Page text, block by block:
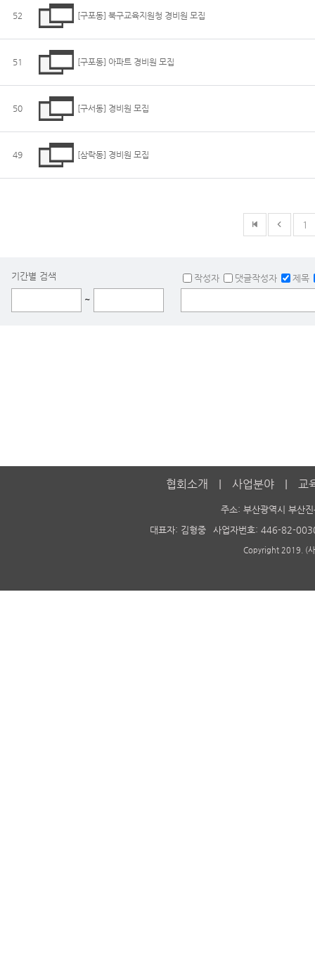
52 [구포동] 북구교육지원청 경비원 모집
51 [구포동] 아파트 경비원 모집
50 [구서동] 경비원 모집
49 [삼락동] 경비원 모집
1
기간별 검색
~
작성자 댓글작성자 제목
협회소개 사업분야 교
주소: 부산광역시 부산
대표자: 김형중
사업자번호: 446-82-
Copyright 2019. (사